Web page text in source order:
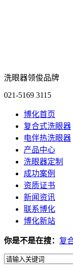
洗眼器领俊品牌
021-5169 3115
博化首页
复合式洗眼器
电伴热洗眼器
产品中心
洗眼器定制
成功案例
资质证书
新闻资讯
联系博化
博化新站
你是不是在搜： 复